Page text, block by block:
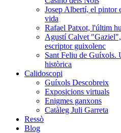
Josep Albertí, el pintor
vida
Rafael Patxot, l'últim
Agustí Calvet
escriptor guixolenc
Sant Feliu de Guíxols.
històrica
Calidoscopi
Guíxols Descobreix
Exposicions virtuals
Enigmes ganxons
Catàleg Juli Garreta
Ressò
Blog